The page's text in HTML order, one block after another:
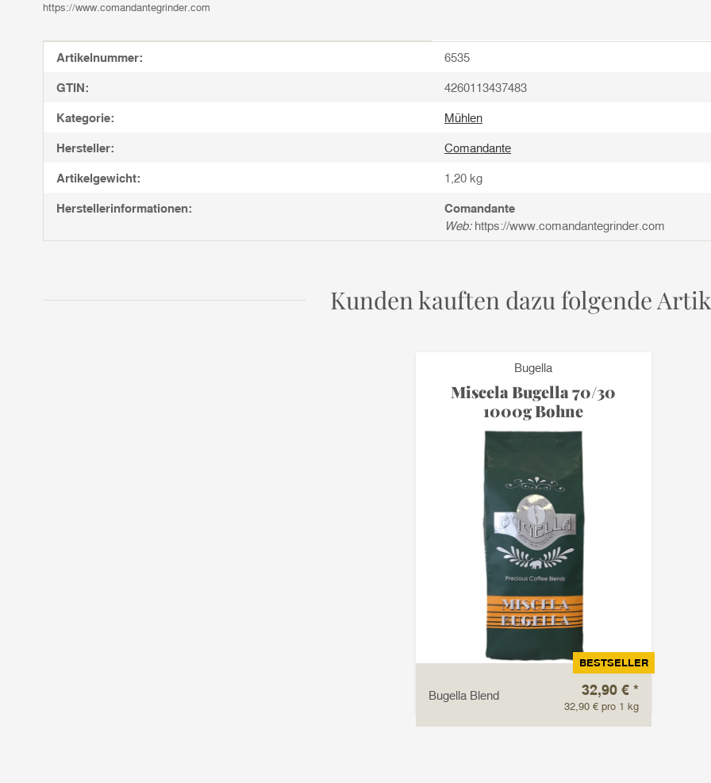
https://www.comandantegrinder.com
Produkteigenschaft
Wert
Artikelnummer: 6535
GTIN: 4260113437483
Kategorie: Mühlen
Hersteller: Comandante
Artikelgewicht: 1,20 kg
Herstellerinformationen:
Comandante
Web:https://www.comandantegrinder.com
Kunden kauften dazu folgende
Bugella
Miscela Bugella 70/30
1000g Bohne
BESTSELLER
Bugella Blend 32,90 € *
32,90 € pro 1 kg